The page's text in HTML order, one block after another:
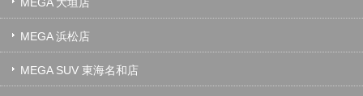
MEGA 浜松店
MEGA SUV 東海名和店